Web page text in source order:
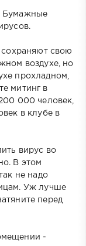
Бумажные
свою
воздухе, но
прохладном,
митинг в
000 человек,
в клубе в
вирус во
В этом
не надо
Уж лучше
перед
-